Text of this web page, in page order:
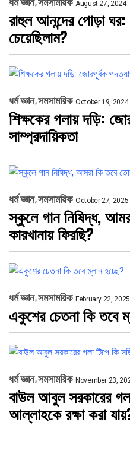
August 27, 2024
রাহুল আনন্দের পোড়া
চেয়েছিলাম?
ধর্ম জ্ঞান সমসাময়িক October 19, 2024
শিক্ষকের গলায় দড়ি:
সাম্প্রদায়িকতা
ধর্ম জ্ঞান সমসাময়িক October 27, 2025
স্কুলে গান নিষিদ্ধ,
কারখানায় ফিরছি?
ধর্ম জ্ঞান সমসাময়িক February 22, 2025
একুশের চেতনা কি তবে
ধর্ম জ্ঞান সমসাময়িক November 23,
বাউল আবুল সরকারের
আল্লাহকে রক্ষা করা